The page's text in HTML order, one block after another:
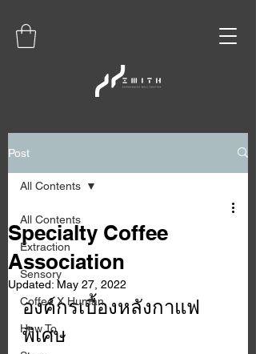
Post
All Contents
Extraction
Sensory
Coffee X Human
How To
All Contents
Specialty Coffee
Association
Updated:May 27, 2022
องค์กรเบื้องหลังกาแฟ
พิเศษ